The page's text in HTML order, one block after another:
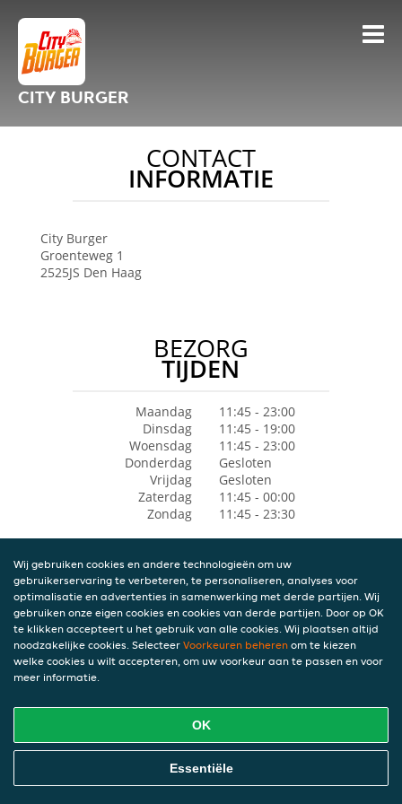
CITY BURGER
CONTACT
INFORMATIE
City Burger
Groenteweg 1
2525JS Den Haag
BEZORG
TIJDEN
Maandag
11:45 - 23:00
Dinsdag
11:45 - 19:00
Woensdag
11:45 - 23:00
Donderdag
Gesloten
Vrijdag
Gesloten
Zaterdag
11:45 - 00:00
Zondag
11:45 - 23:30
Wij gebruiken cookies en andere technologieën om uw
gebruikerservaring te verbeteren, te personaliseren, analyses voor
optimalisatie en advertenties in samenwerking met derde partijen. Wij
gebruiken onze eigen cookies en cookies van derde partijen. Door op OK
te klikken accepteert u het gebruik van alle cookies. Wij plaatsen altijd
noodzakelijke cookies. Selecteer Voorkeuren beheren om te kiezen
welke cookies u wilt accepteren, om uw voorkeur aan te passen en voor
meer informatie.
OK
Essentiële